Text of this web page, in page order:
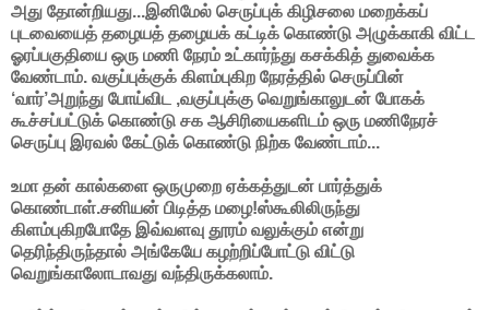
அது தோன்றியது...இனிமேல் செருப்புக் கிழிசலை மறைக்கப்
புடவையைத் தழையத் தழையக் கட்டிக் கொண்டு அழுக்காகி விட்ட
ஓரப்பகுதியை ஒரு மணி நேரம் உட்கார்ந்து கசக்கித் துவைக்க
வேண்டாம். வகுப்புக்குக் கிளம்புகிற நேரத்தில் செருப்பின்
‘வார்’அறுந்து போய்விட ,வகுப்புக்கு வெறுங்காலுடன் போகக்
கூச்சப்பட்டுக் கொண்டு சக ஆசிரியைகளிடம் ஒரு மணிநேரச்
செருப்பு இரவல் கேட்டுக் கொண்டு நிற்க வேண்டாம்...
உமா தன் கால்களை ஒருமுறை ஏக்கத்துடன் பார்த்துக்
கொண்டாள்.சனியன் பிடித்த மழை!ஸ்கூலிலிருந்து
கிளம்புகிறபோதே இவ்வளவு தூரம் வலுக்கும் என்று
தெரிந்திருந்தால் அங்கேயே கழற்றிப்போட்டு விட்டு
வெறுங்காலோடாவது வந்திருக்கலாம்.